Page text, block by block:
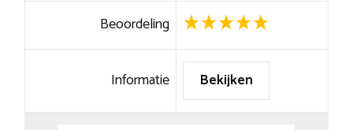
Beoordeling
Informatie Bekijken